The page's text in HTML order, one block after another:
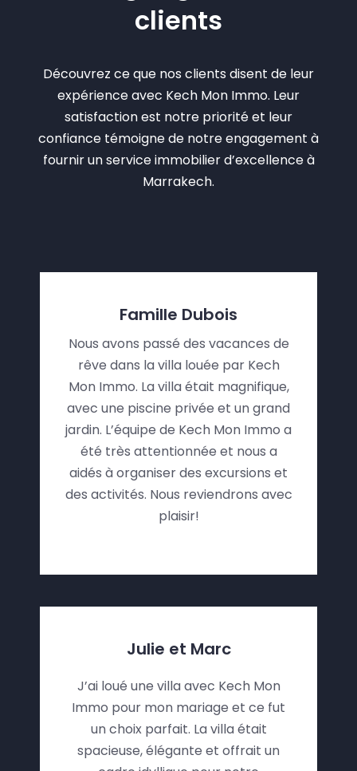
clients
Découvrez ce que nos clients disent de leur
expérience avec Kech Mon Immo. Leur
satisfaction est notre priorité et leur
confiance témoigne de notre engagement à
fournir un service immobilier d’excellence à
Marrakech.
Famille Dubois
Nous avons passé des vacances de
rêve dans la villa louée par Kech
Mon Immo. La villa était magnifique,
avec une piscine privée et un grand
jardin. L’équipe de Kech Mon Immo a
été très attentionnée et nous a
aidés à organiser des excursions et
des activités. Nous reviendrons avec
plaisir!
Julie et Marc
J’ai loué une villa avec Kech Mon
Immo pour mon mariage et ce fut
un choix parfait. La villa était
spacieuse, élégante et offrait un